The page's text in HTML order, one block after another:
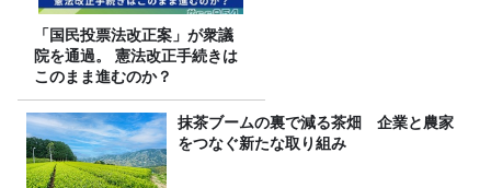
「国民投票法改正案」が衆議
院を通過。 憲法改正手続きは
このまま進むのか？
抹茶ブームの裏で減る茶畑 企業と農家
をつなぐ新たな取り組み